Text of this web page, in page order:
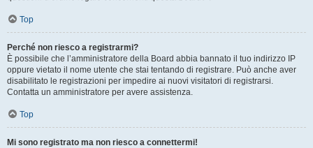
Top
Perché non riesco a registrarmi?
È possibile che l’amministratore della Board abbia bannato il tuo indirizzo IP
oppure vietato il nome utente che stai tentando di registrare. Può anche aver
disabilitato le registrazioni per impedire ai nuovi visitatori di registrarsi.
Contatta un amministratore per avere assistenza.
Top
Mi sono registrato ma non riesco a connettermi!